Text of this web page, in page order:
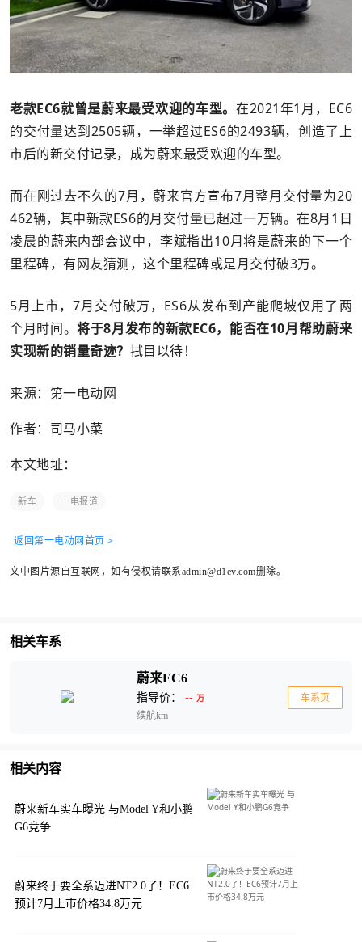
老款EC6就曾是蔚来最受欢迎的车型。 在2021年1月，EC6
的交付量达到2505辆，一举超过ES6的2493辆，创造了上
市后的新交付记录，成为蔚来最受欢迎的车型。
而在刚过去不久的7月，蔚来官方宣布7月整月交付量为20
462辆，其中新款ES6的月交付量已超过一万辆。在8月1日
凌晨的蔚来内部会议中，李斌指出10月将是蔚来的下一个
里程碑，有网友猜测，这个里程碑或是月交付破3万。
5月上市，7月交付破万，ES6从发布到产能爬坡仅用了两
个月时间。将于8月发布的新款EC6，能否在10月帮助蔚来
实现新的销量奇迹？ 拭目以待！
来源：第一电动网
作者：司马小菜
本文地址：
新车 一电报道
返回第一电动网首页 >
文中图片源自互联网，如有侵权请联系admin@d1ev.com删除。
相关车系
蔚来EC6
指导价： -- 万
续航km
车系页
相关内容
​蔚来新车实车曝光 与Model Y和小鹏
G6竞争
蔚来终于要全系迈进NT2.0了！EC6
预计7月上市价格34.8万元